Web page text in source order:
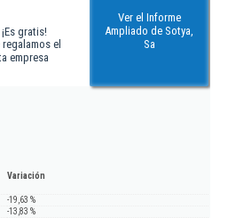
gratis!
el
empresa
Ver el Informe
Ampliado de Sotya,
Sa
Variación
-19,63 %
-13,83 %